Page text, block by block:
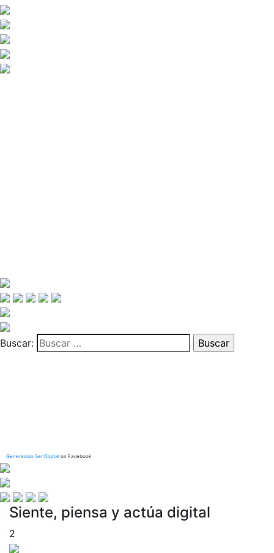
Buscar:
Generación Ser Digital on Facebook
Siente, piensa y actúa digital
2